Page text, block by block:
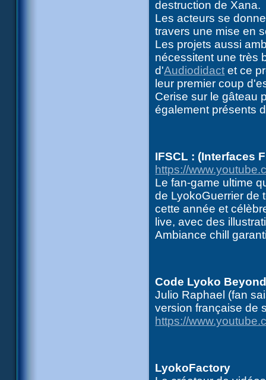
destruction de Xana.
Les acteurs se
travers une mise en
Les projets aussi
nécessitent une très
d'Audiodidact et ce
leur premier coup
Cerise sur le gâteau
également présents
IFSCL : (Interfaces
https://
Le fan-game ultime
de LyokoGuerrier de
cette année et
live, avec des
Ambiance chill
Code Lyoko
Julio Raphael (fan
version française de
https://
LyokoFactory